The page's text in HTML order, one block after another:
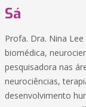
Sá
Profa. Dra. Nina
biomédica,
pesquisadora nas
neurociências,
desenvolvimento